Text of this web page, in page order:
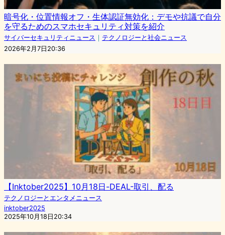
暗号化・位置情報オフ・生体認証無効化：デモや抗議で自分
を守るためのスマホセキュリティ対策を紹介
サイバーセキュリティニュース ｜ テクノロジーと社会ニュース
2026年2月7日20:36
【Inktober2025】10月18日-DEAL-取引、配る
テクノロジーとエンタメニュース
inktober2025
2025年10月18日20:34